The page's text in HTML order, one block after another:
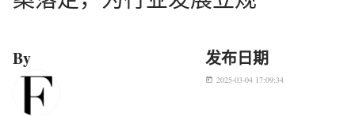
By 发布日期
today 2025-03-04 17:09:34